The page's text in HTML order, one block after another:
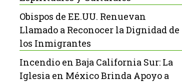
Obispos de EE.UU. Renuevan
Llamado a Reconocer la Dignidad de
los Inmigrantes
Incendio en Baja California Sur: La
Iglesia en México Brinda Apoyo a